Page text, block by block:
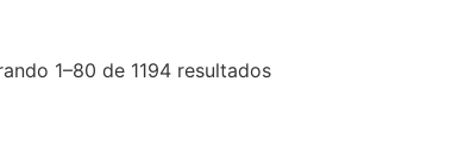
1–80 de 1194 resultados